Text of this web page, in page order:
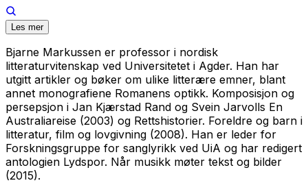
Les mer
Bjarne Markussen er professor i nordisk
litteraturvitenskap ved Universitetet i Agder. Han har
utgitt artikler og bøker om ulike litterære emner, blant
annet monografiene Romanens optikk. Komposisjon og
persepsjon i Jan Kjærstad Rand og Svein Jarvolls En
Australiareise (2003) og Rettshistorier. Foreldre og barn i
litteratur, film og lovgivning (2008). Han er leder for
Forskningsgruppe for sanglyrikk ved UiA og har redigert
antologien Lydspor. Når musikk møter tekst og bilder
(2015).